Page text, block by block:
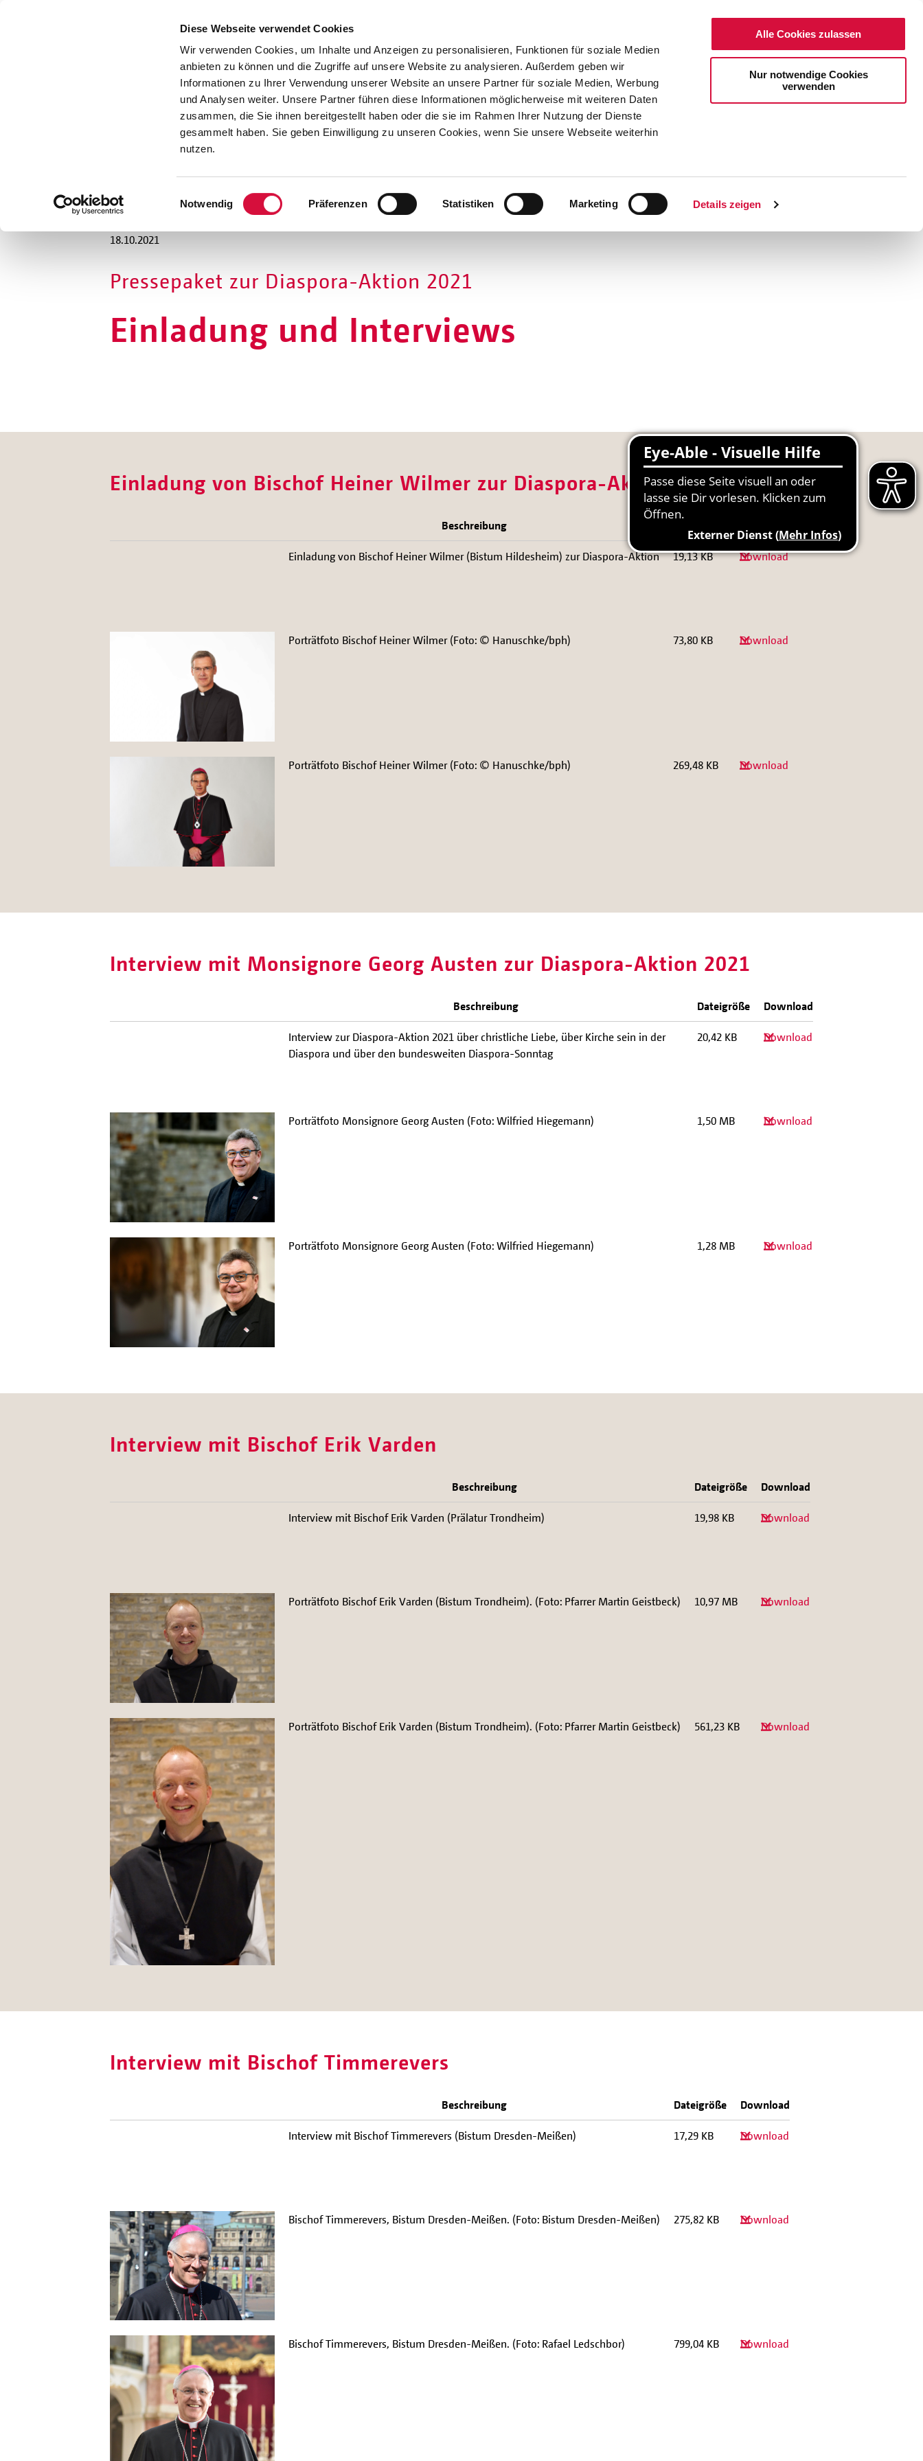
Diese Webseite verwendet Cookies
Wir verwenden Cookies, um Inhalte und Anzeigen zu personalisieren, Funktionen für soziale Medien
anbieten zu können und die Zugriffe auf unsere Website zu analysieren. Außerdem geben wir
Informationen zu Ihrer Verwendung unserer Website an unsere Partner für soziale Medien, Werbung
und Analysen weiter. Unsere Partner führen diese Informationen möglicherweise mit weiteren Daten
zusammen, die Sie ihnen bereitgestellt haben oder die sie im Rahmen Ihrer Nutzung der Dienste
gesammelt haben. Sie geben Einwilligung zu unseren Cookies, wenn Sie unsere Webseite weiterhin
nutzen.
Einwilligungsauswahl
Notwendig Präferenzen Statistiken Marketing Details zeigen
Alle Cookies zulassen
Nur notwendige Cookies
verwenden
Hilfen
Unterstützen
Projekte
18.10.2021
Pressepaket zur Diaspora-Aktion 2021
Einladung und Interviews
Einladung von Bischof Heiner Wilmer zur Diaspora-Aktion 2021
Beschreibung
Einladung von Bischof Heiner Wilmer (Bistum Hildesheim) zur Diaspora-Aktion 19,13 KB Download
Porträtfoto Bischof Heiner Wilmer (Foto: © Hanuschke/bph) 73,80 KB Download
Porträtfoto Bischof Heiner Wilmer (Foto: © Hanuschke/bph) 269,48 KB Download
Interview mit Monsignore Georg Austen zur Diaspora-Aktion 2021
Beschreibung Dateigröße Download
Interview zur Diaspora-Aktion 2021 über christliche Liebe, über Kirche sein in der
Diaspora und über den bundesweiten Diaspora-Sonntag
20,42 KB Download
Porträtfoto Monsignore Georg Austen (Foto: Wilfried Hiegemann) 1,50 MB Download
Porträtfoto Monsignore Georg Austen (Foto: Wilfried Hiegemann) 1,28 MB Download
Interview mit Bischof Erik Varden
Beschreibung Dateigröße Download
Interview mit Bischof Erik Varden (Prälatur Trondheim) 19,98 KB Download
Porträtfoto Bischof Erik Varden (Bistum Trondheim). (Foto: Pfarrer Martin Geistbeck) 10,97 MB Download
Porträtfoto Bischof Erik Varden (Bistum Trondheim). (Foto: Pfarrer Martin Geistbeck) 561,23 KB Download
Interview mit Bischof Timmerevers
Beschreibung Dateigröße Download
Interview mit Bischof Timmerevers (Bistum Dresden-Meißen) 17,29 KB Download
Bischof Timmerevers, Bistum Dresden-Meißen. (Foto: Bistum Dresden-Meißen) 275,82 KB Download
Bischof Timmerevers, Bistum Dresden-Meißen. (Foto: Rafael Ledschbor) 799,04 KB Download